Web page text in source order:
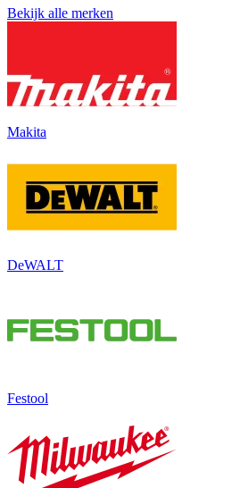
Bekijk alle merken
Makita
DeWALT
Festool